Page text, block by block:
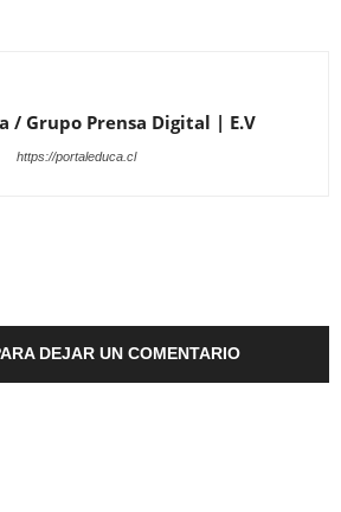
/ Grupo Prensa Digital | E.V
https://portaleduca.cl
DEJAR UN COMENTARIO